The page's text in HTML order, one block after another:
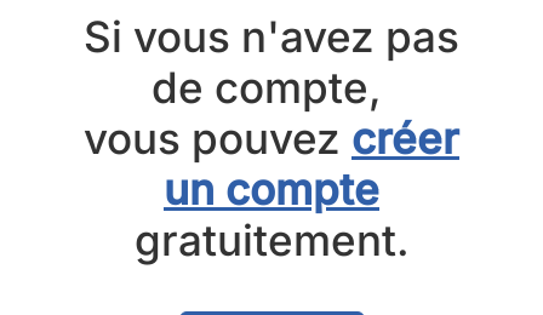
Si vous n'avez pas
de compte,
vous pouvez créer
un compte
gratuitement.